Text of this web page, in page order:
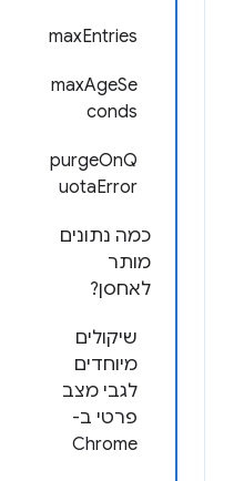
maxEntries
maxAgeSe
conds
purgeOnQ
uotaError
כמה נתונים
מותר
לאחסן?
שיקולים
מיוחדים
לגבי מצב
פרטי ב-
Chrome